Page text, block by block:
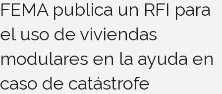
FEMA publica un RFI para
el uso de viviendas
modulares en la ayuda en
caso de catástrofe